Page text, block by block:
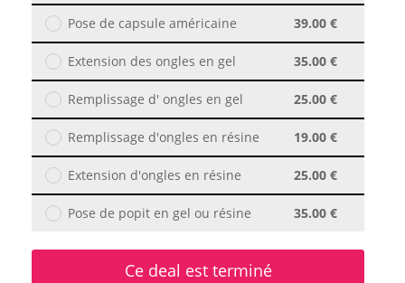
Pose de capsule américaine 39.00 €
Extension des ongles en gel 35.00 €
Remplissage d' ongles en gel 25.00 €
Remplissage d'ongles en résine 19.00 €
Extension d'ongles en résine 25.00 €
Pose de popit en gel ou résine 35.00 €
Ce deal est terminé